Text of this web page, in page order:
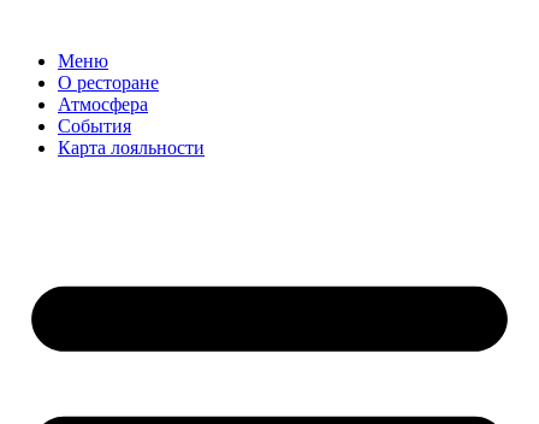
Меню
О ресторане
Атмосфера
События
Карта лояльности